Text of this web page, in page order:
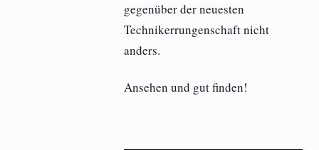
gegenüber der neuesten
Technikerrungenschaft nicht
anders.
Ansehen und gut finden!